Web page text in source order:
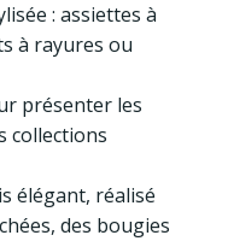
: assiettes à
à rayures ou
présenter les
collections
élégant, réalisé
des bougies